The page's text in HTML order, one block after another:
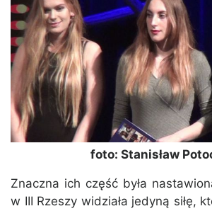
foto: Stanisław
Znaczna ich część była
w III Rzeszy widziała jedyną siłę,